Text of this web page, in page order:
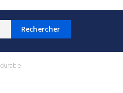
Rechercher